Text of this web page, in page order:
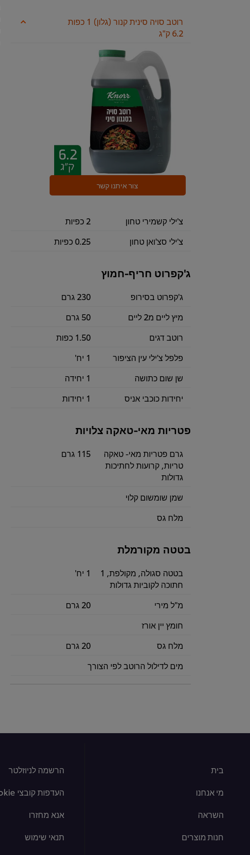
רוטב סויה סינית קנור (גלון)
6.2 ק"ג
1 כפות
צור איתנו קשר
צ'ילי קשמירי טחון
2 כפיות
צ'ילי סצ'ואן טחון
0.25 כפיות
ג'קפרוט חריף-חמוץ
ג'קפרוט בסירופ
230 גרם
מיץ ליים מ2 ליים
50 גרם
רוטב דגים
1.50 כפות
פלפל צ'ילי עין הציפור
1 יח'
שן שום כתושה
1 יחידה
יחידות כוכבי אניס
1 יחידות
פטריות מאי-טאקה צלויות
גרם פטריות מאי- טאקה
טריות, קרועות לחתיכות
גדולות
115 גרם
שמן שומשום קלוי
מלח גס
בטטה מקורמלת
בטטה סגולה, מקולפת, 1
חתוכה לקוביות גדולות
1 יח'
מ"ל מירי
20 גרם
חומץ יין אורז
מלח גס
20 גרם
מים לדילול הרוטב לפי הצורך
בית
מי אנחנו
השראה
חנות מוצרים
הרשמה לניוזלטר
העדפות קובצי Cookie
אנא מחזרו
תנאי שימוש